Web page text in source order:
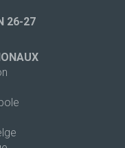
26-27